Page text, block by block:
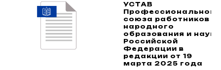
УСТАВ
Профессионального
союза работников
народного
образования и науки
Российской
Федерации в
редакции от 19
марта 2025 года